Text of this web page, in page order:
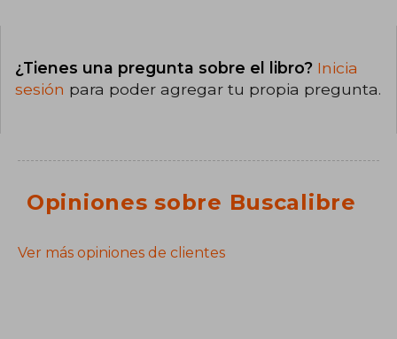
¿Tienes una pregunta sobre el libro? Inicia
sesión para poder agregar tu propia pregunta.
Opiniones sobre Buscalibre
Ver más opiniones de clientes